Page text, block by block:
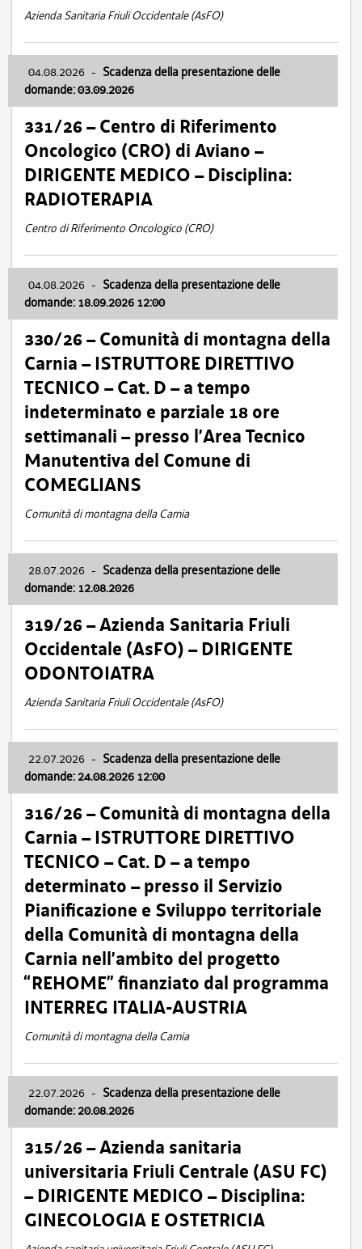
Azienda Sanitaria Friuli Occidentale (AsFO)
04.08.2026 - Scadenza della presentazione delle
domande: 03.09.2026
331/26 – Centro di Riferimento
Oncologico (CRO) di Aviano –
DIRIGENTE MEDICO – Disciplina:
RADIOTERAPIA
Centro di Riferimento Oncologico (CRO)
04.08.2026 - Scadenza della presentazione delle
domande: 18.09.2026 12:00
330/26 – Comunità di montagna della
Carnia – ISTRUTTORE DIRETTIVO
TECNICO – Cat. D – a tempo
indeterminato e parziale 18 ore
settimanali – presso l’Area Tecnico
Manutentiva del Comune di
COMEGLIANS
Comunità di montagna della Carnia
28.07.2026 - Scadenza della presentazione delle
domande: 12.08.2026
319/26 – Azienda Sanitaria Friuli
Occidentale (AsFO) – DIRIGENTE
ODONTOIATRA
Azienda Sanitaria Friuli Occidentale (AsFO)
22.07.2026 - Scadenza della presentazione delle
domande: 24.08.2026 12:00
316/26 – Comunità di montagna della
Carnia – ISTRUTTORE DIRETTIVO
TECNICO – Cat. D – a tempo
determinato – presso il Servizio
Pianificazione e Sviluppo territoriale
della Comunità di montagna della
Carnia nell’ambito del progetto
“REHOME” finanziato dal programma
INTERREG ITALIA-AUSTRIA
Comunità di montagna della Carnia
22.07.2026 - Scadenza della presentazione delle
domande: 20.08.2026
315/26 – Azienda sanitaria
universitaria Friuli Centrale (ASU FC)
– DIRIGENTE MEDICO – Disciplina:
GINECOLOGIA E OSTETRICIA